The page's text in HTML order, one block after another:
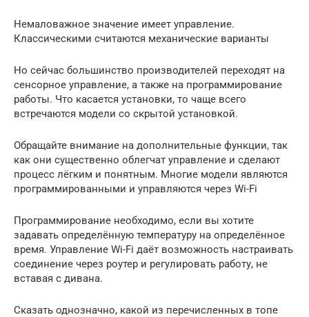
Немаловажное значение имеет управление.
Классическими считаются механические варианты
Но сейчас большинство производителей переходят на
сенсорное управление, а также на программирование
работы. Что касается установки, то чаще всего
встречаются модели со скрытой установкой.
Обращайте внимание на дополнительные функции, так
как они существенно облегчат управление и сделают
процесс лёгким и понятным. Многие модели являются
программированными и управляются через Wi-Fi
Программирование необходимо, если вы хотите
задавать определённую температуру на определённое
время. Управление Wi-Fi даёт возможность настраивать
соединение через роутер и регулировать работу, не
вставая с дивана.
Сказать однозначно, какой из перечисленных в топе